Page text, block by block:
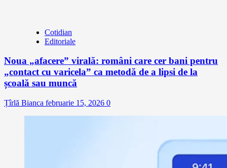
Cotidian
Editoriale
Noua „afacere” virală: români care cer bani pentru
„contact cu varicela” ca metodă de a lipsi de la
școală sau muncă
Țîrlă Bianca februarie 15, 2026 0